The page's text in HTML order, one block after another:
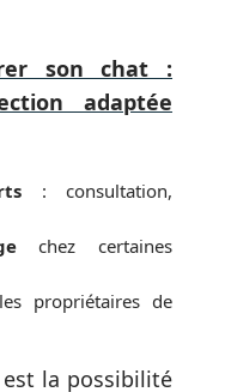
son chat :
adaptée
: consultation,
chez certaines
propriétaires de
la possibilité